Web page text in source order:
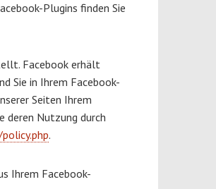
Plugins finden Sie
Facebook erhält
Sie in Ihrem Facebook-
Seiten Ihrem
deren Nutzung durch
.
Ihrem Facebook-